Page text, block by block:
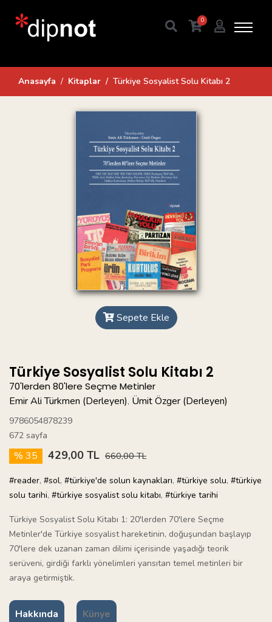
0
Anasayfa Kitaplar Türkiye Sosyalist Solu Kitabı 2
Sepete Ekle
Türkiye Sosyalist Solu Kitabı 2
70'lerden 80'lere Seçme Metinler
Emir Ali Türkmen (Derleyen), Ümit Özger (Derleyen)
9786054878239
672 sayfa
% 35 429,00 TL 660,00 TL
#reader, #sol, #türkiye'de solun kaynakları, #türkiye solu, #türkiye
solu tarihi, #türkiye sosyalist solu kitabı, #türkiye tarihi
Türkiye Sosyalist Solu Kitabı 1: 20'lerden 70'lere Seçme
Metinler'de Türkiye sosyalist hareketinin, doğuşundan başlayıp
70'lere dek uzanan zaman dilimi içerisinde yaşadığı teorik
serüveni, girdiği farklı yönelimleri yansıtan temel metinleri bir
araya getirmiştik.
Hakkında Künye